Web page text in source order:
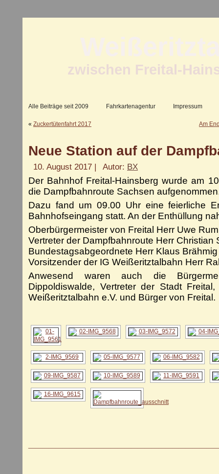
zwischen Freital-
Alle Beiträge seit 2009 Fahrkartenagentur Impressum
« Zuckertütenfahrt 2017 Am
Neue Station auf der
10. August 2017 | Autor: BX
Der Bahnhof Freital-Hainsberg wurde am
die Dampfbahnroute Sachsen
Dazu fand um 09.00 Uhr eine feierliche
Bahnhofseingang statt. An der Enthüllung
Oberbürgermeister von Freital Herr Uwe
Vertreter der Dampfbahnroute Herr Christian
Bundestagsabgeordnete Herr Klaus Brähmig
Vorsitzender der IG Weißeritztalbahn Herr
Anwesend waren auch die
Dippoldiswalde, Vertreter der Stadt
Weißeritztalbahn e.V. und Bürger von Freital.